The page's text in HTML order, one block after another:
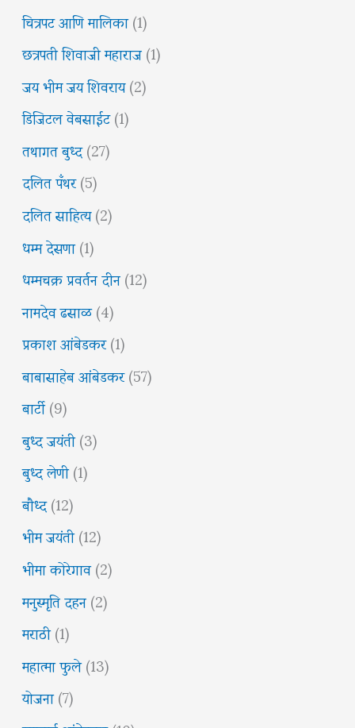
चित्रपट आणि मालिका(1)
छत्रपती शिवाजी महाराज(1)
जय भीम जय शिवराय(2)
डिजिटल वेबसाईट(1)
तथागत बुध्द(27)
दलित पँथर(5)
दलित साहित्य(2)
धम्म देसणा(1)
धम्मचक्र प्रवर्तन दीन(12)
नामदेव ढसाळ(4)
प्रकाश आंबेडकर(1)
बाबासाहेब आंबेडकर(57)
बार्टी(9)
बुध्द जयंती(3)
बुध्द लेणी(1)
बौध्द(12)
भीम जयंती(12)
भीमा कोरेगाव(2)
मनुस्मृति दहन(2)
मराठी(1)
महात्मा फुले(13)
योजना(7)